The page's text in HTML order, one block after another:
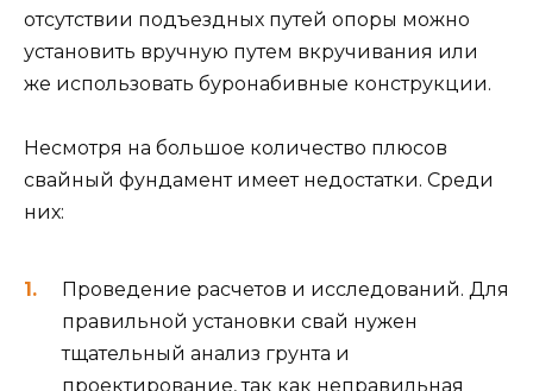
отсутствии подъездных путей опоры можно
установить вручную путем вкручивания или
же использовать буронабивные конструкции.
Несмотря на большое количество плюсов
свайный фундамент имеет недостатки. Среди
них:
Проведение расчетов и исследований. Для
правильной установки свай нужен
тщательный анализ грунта и
проектирование, так как неправильная